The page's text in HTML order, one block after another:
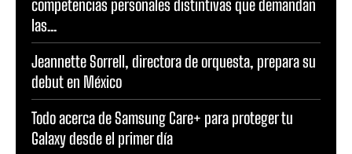
competencias personales distintivas que demandan
las...
Jeannette Sorrell, directora de orquesta, prepara su
debut en México
Todo acerca de Samsung Care+ para proteger tu
Galaxy desde el primer día